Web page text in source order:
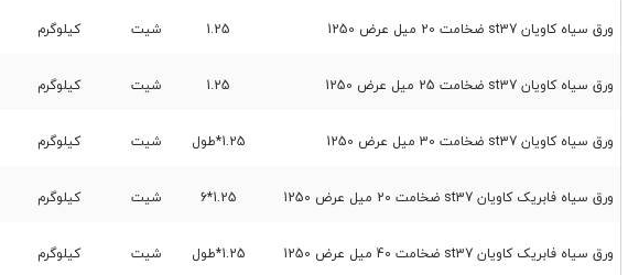
ورق سیاه کاویان st37 ضخامت 20 میل عرض 1250 1.25 شیت کیلوگرم
ورق سیاه کاویان st37 ضخامت 25 میل عرض 1250 1.25 شیت کیلوگرم
ورق سیاه کاویان st37 ضخامت 30 میل عرض 1250 1.25*طول شیت کیلوگرم
ورق سیاه فابریک کاویان st37 ضخامت 20 میل عرض 1250 1.25*6 شیت کیلوگرم
ورق سیاه فابریک کاویان st37 ضخامت 40 میل عرض 1250 1.25*طول شیت کیلوگرم